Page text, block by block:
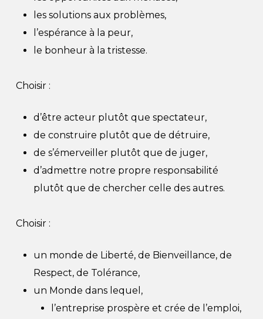
les solutions aux problèmes,
l’espérance à la peur,
le bonheur à la tristesse.
Choisir :
d’être acteur plutôt que spectateur,
de construire plutôt que de détruire,
de s’émerveiller plutôt que de juger,
d’admettre notre propre responsabilité
plutôt que de chercher celle des autres.
Choisir :
un monde de Liberté, de Bienveillance, de
Respect, de Tolérance,
un Monde dans lequel,
l’entreprise prospère et crée de l’emploi,